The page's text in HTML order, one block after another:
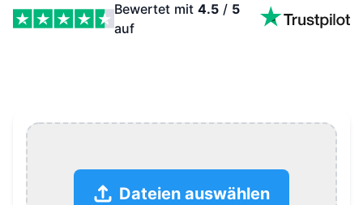
Bewertet mit 4.5 / 5
auf
Dateien auswählen